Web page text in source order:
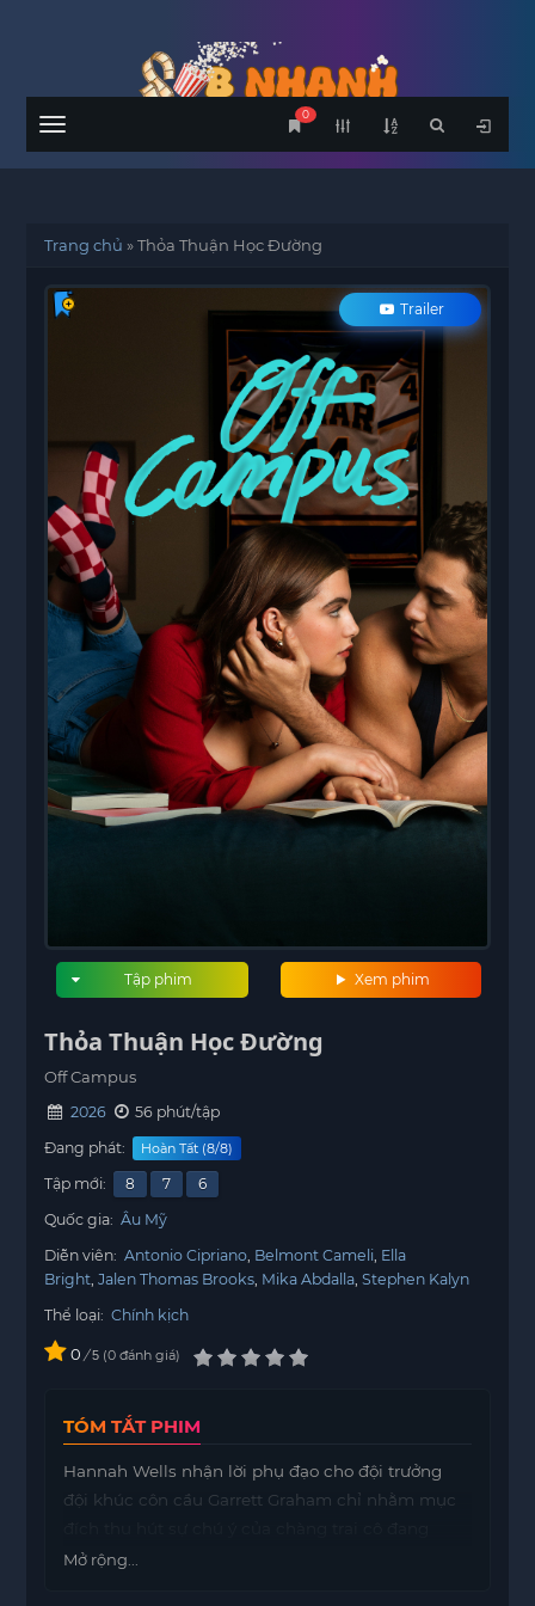
Menu
0
Trang chủ »Thỏa Thuận Học Đường
Trailer
Xem phim
Tập phim
Thỏa Thuận Học Đường
Off Campus
2026
56 phút/tập
Đang phát:
Hoàn Tất (8/8)
Tập mới: 8 7
6
Quốc gia: Âu Mỹ
Diễn viên: Antonio Cipriano Belmont Cameli Ella
Bright Jalen Thomas Brooks Mika Abdalla Stephen Kalyn
Thể loại: Chính kịch
0 / 5 0 đánh giá
TÓM TẮT PHIM
Hannah Wells nhận lời phụ đạo cho đội trưởng
đội khúc côn cầu Garrett Graham chỉ nhằm mục
thầm thương trộm nhớ. Thế nhưng, bản hợp đồng
Mở rộng...